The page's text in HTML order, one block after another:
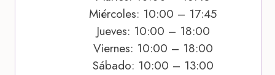
Miércoles: 10:00 – 17:45
Jueves: 10:00 – 18:00
Viernes: 10:00 – 18:00
Sábado: 10:00 – 13:00